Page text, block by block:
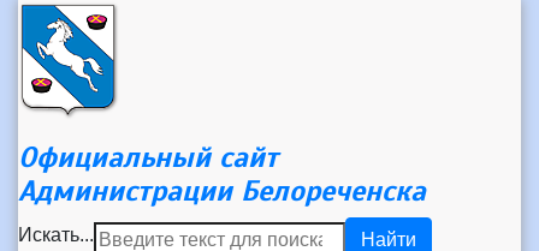
Официальный сайт
Администрации Белореченска
Искать...
Найти